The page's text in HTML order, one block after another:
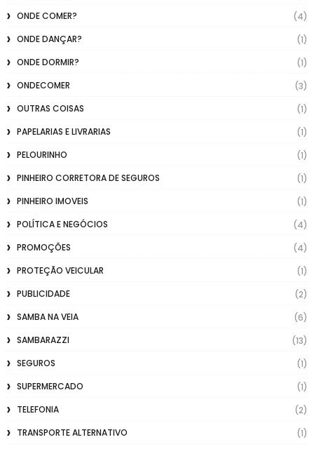
ONDE COMER?
(4)
ONDE DANÇAR?
(1)
ONDE DORMIR?
(1)
ONDECOMER
(3)
OUTRAS COISAS
(1)
PAPELARIAS E LIVRARIAS
(1)
PELOURINHO
(1)
PINHEIRO CORRETORA DE SEGUROS
(1)
PINHEIRO IMOVEIS
(1)
POLÍTICA E NEGÓCIOS
(4)
PROMOÇÕES
(4)
PROTEÇÃO VEICULAR
(1)
PUBLICIDADE
(2)
SAMBA NA VEIA
(6)
SAMBARAZZI
(13)
SEGUROS
(1)
SUPERMERCADO
(1)
TELEFONIA
(2)
TRANSPORTE ALTERNATIVO
(1)